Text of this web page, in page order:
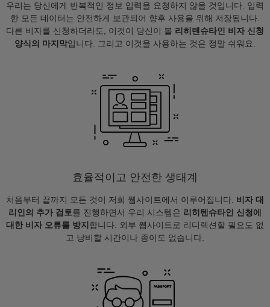
우리는 당신에게 반복적인 정보 입력을 요청하지 않을 것입니다. 입력
한 모든 데이터는 안전하게 보관되어 향후 사용을 위해 저장됩니다.
다른 비자를 신청하더라도, 이것이 당신이 볼 리히텐슈타인 비자 신청
양식의 마지막입니다. 그리고 이것을 사용하는 것은 정말 쉬워요.
효율적이고 안전한 생태계
처음부터 끝까지 모든 것이 저희 웹사이트에서 이루어집니다. 비자 대
리인의 추가 검토를 진행하면서 우리 시스템은 리히텐슈타인 신청에
대한 비자 오류를 방지 합니다. 외부 웹사이트로 리디렉션할 필요도 없
고 낭비할 시간이나 종이도 없습니다.